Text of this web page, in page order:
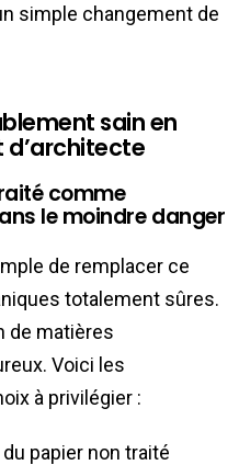
simple changement de
sain en
d’architecte
comme
le moindre danger
de remplacer ce
totalement sûres.
de matières
Voici les
à privilégier :
du papier non traité